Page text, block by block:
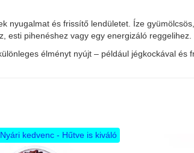
nyugalmat és frissítő lendületet. Íze
esti pihenéshez vagy egy energizáló reggelihez.
élményt nyújt – például jégkockával és
Nyári kedvenc - Hűtve is kiváló